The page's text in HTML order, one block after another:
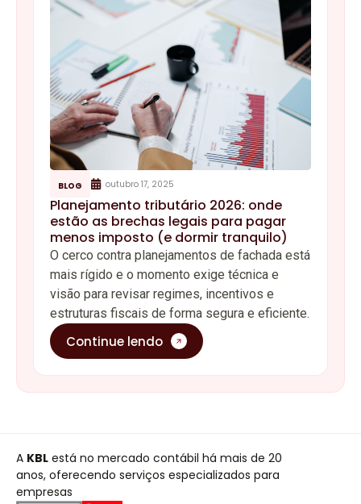
BLOG outubro 17, 2025
Planejamento tributário 2026: onde
estão as brechas legais para pagar
menos imposto (e dormir tranquilo)
O cerco contra planejamentos de fachada está
mais rígido e o momento exige técnica e
visão para revisar regimes, incentivos e
estruturas fiscais de forma segura e eficiente.
Continue lendo
A KBL está no mercado contábil há mais de 20
anos, oferecendo serviços especializados para
empresas